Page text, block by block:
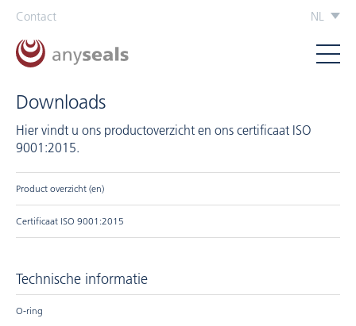
Contact NL
Downloads
Hier vindt u ons productoverzicht en ons certificaat ISO
9001:2015.
Product overzicht (en)
Certificaat ISO 9001:2015
Technische informatie
O-ring